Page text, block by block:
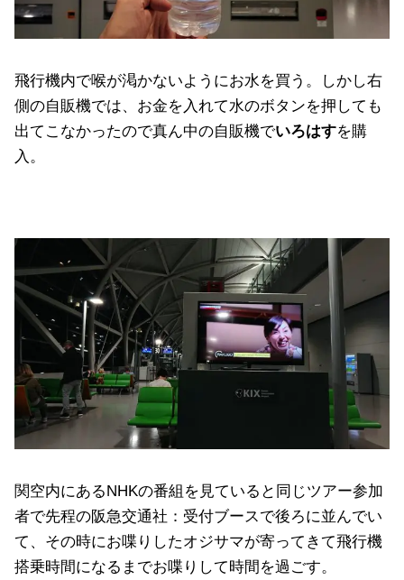
飛行機内で喉が渇かないようにお水を買う。しかし右
側の自販機では、お金を入れて水のボタンを押しても
出てこなかったので真ん中の自販機でいろはすを購
入。
関空内にあるNHKの番組を見ていると同じツアー参加
者で先程の阪急交通社：受付ブースで後ろに並んでい
て、その時にお喋りしたオジサマが寄ってきて飛行機
搭乗時間になるまでお喋りして時間を過ごす。